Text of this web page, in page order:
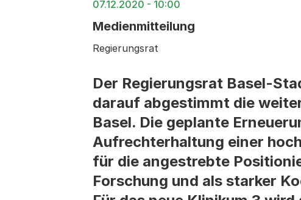
07.12.2020 - 10:00
Medienmitteilung
Regierungsrat
Der Regierungsrat Basel-
darauf abgestimmt die
Basel. Die geplante
Aufrechterhaltung einer
für die angestrebte
Forschung und als starker